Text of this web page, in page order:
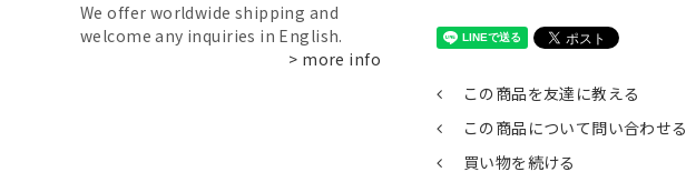
We offer worldwide shipping and
welcome any inquiries in English.
> more info
この商品を友達に教える
この商品について問い合わせる
買い物を続ける